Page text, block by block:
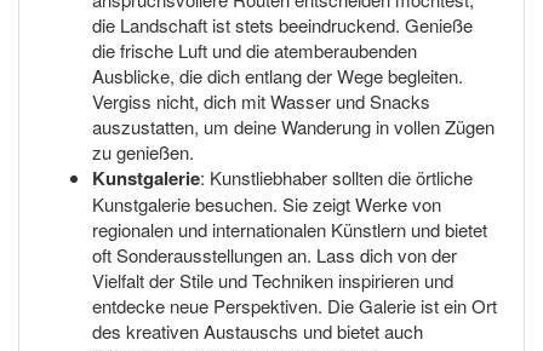
die Landschaft ist stets beeindruckend. Genieße
die frische Luft und die atemberaubenden
Ausblicke, die dich entlang der Wege begleiten.
Vergiss nicht, dich mit Wasser und Snacks
auszustatten, um deine Wanderung in vollen Zügen
zu genießen.
Kunstgalerie: Kunstliebhaber sollten die örtliche
Kunstgalerie besuchen. Sie zeigt Werke von
regionalen und internationalen Künstlern und bietet
oft Sonderausstellungen an. Lass dich von der
Vielfalt der Stile und Techniken inspirieren und
entdecke neue Perspektiven. Die Galerie ist ein Ort
des kreativen Austauschs und bietet auch